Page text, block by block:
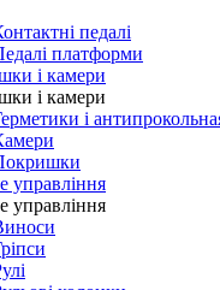
педалі
платформи
і камери
і камери
і
управління
управління